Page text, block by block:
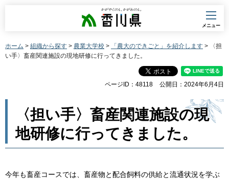
香川県
メニュー
ホーム > 組織から探す > 農業大学校 > 「農大のできごと」を紹介します > 〈担
い手〉畜産関連施設の現地研修に行ってきました。
ページID：48118 公開日：2024年6月4日
〈担い手〉畜産関連施設の現
地研修に行ってきました。
今年も畜産コースでは、畜産物と配合飼料の供給と流通状況を学ぶ